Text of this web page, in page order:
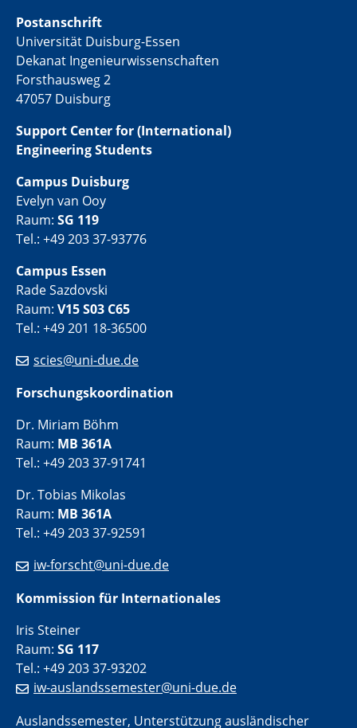
Postanschrift
Universität Duisburg-Essen
Dekanat Ingenieurwissenschaften
Forsthausweg 2
47057 Duisburg
Support Center for (International)
Engineering Students
Campus Duisburg
Evelyn van Ooy
Raum: SG 119
Tel.: +49 203 37-93776
Campus Essen
Rade Sazdovski
Raum: V15 S03 C65
Tel.: +49 201 18-36500
scies@uni-due.de
Forschungskoordination
Dr. Miriam Böhm
Raum: MB 361A
Tel.: +49 203 37-91741
Dr. Tobias Mikolas
Raum: MB 361A
Tel.: +49 203 37-92591
iw-forscht@uni-due.de
Kommission für Internationales
Iris Steiner
Raum: SG 117
Tel.: +49 203 37-93202
iw-auslandssemester@uni-due.de
Auslandssemester, Unterstützung ausländischer